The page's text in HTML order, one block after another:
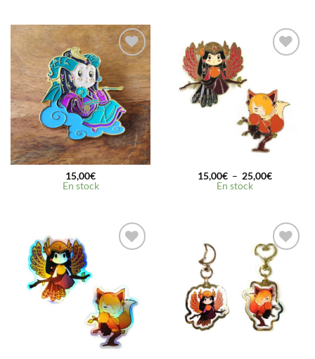
Ajouter
à la
wishlist
15,00€
En stock
wishlist
15,00€ – 25,00€Plage
25,00€
En stock
wishlist
Ajouter
wishlist